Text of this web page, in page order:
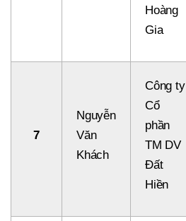
Hoàng
Gia
7
Nguyễn
Văn
Khách
Công ty
Cổ
phần
TM DV
Đất
Hiền